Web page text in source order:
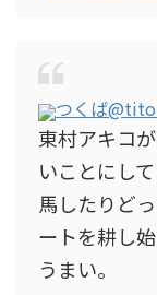
つくば
東村アキコ
いことにし
馬したりど
ートを耕し
うまい。